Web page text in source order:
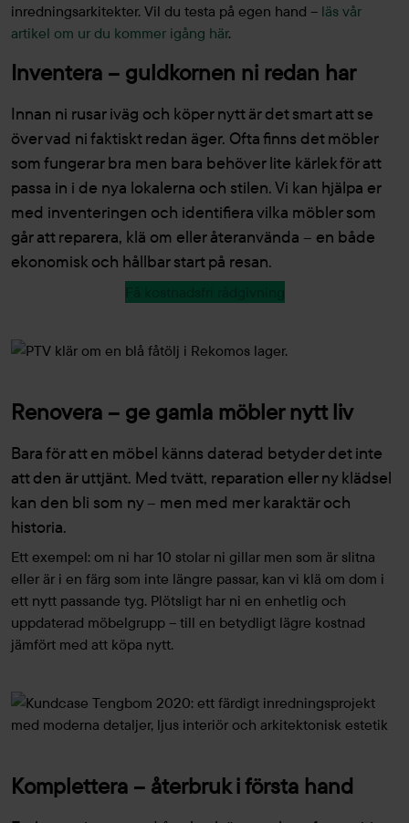
inredningsarkitekter. Vil du testa på egen hand – läs vår
artikel om ur du kommer igång här.
Inventera – guldkornen ni redan har
Innan ni rusar iväg och köper nytt är det smart att se
över vad ni faktiskt redan äger. Ofta finns det möbler
som fungerar bra men bara behöver lite kärlek för att
passa in i de nya lokalerna och stilen. Vi kan hjälpa er
med inventeringen och identifiera vilka möbler som
går att reparera, klä om eller återanvända – en både
ekonomisk och hållbar start på resan.
Renovera – ge gamla möbler nytt liv
Bara för att en möbel känns daterad betyder det inte
att den är uttjänt. Med tvätt, reparation eller ny klädsel
kan den bli som ny – men med mer karaktär och
historia.
Ett exempel: om ni har 10 stolar ni gillar men som är slitna
eller är i en färg som inte längre passar, kan vi klä om dom i
ett nytt passande tyg. Plötsligt har ni en enhetlig och
uppdaterad möbelgrupp – till en betydligt lägre kostnad
jämfört med att köpa nytt.
Komplettera – återbruk i första hand